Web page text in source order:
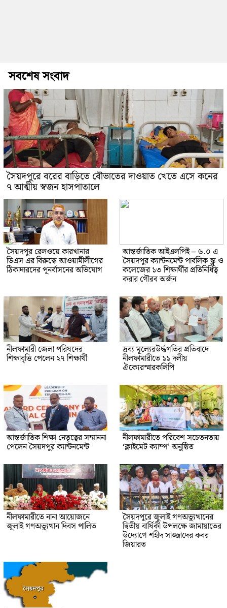
সবশেষ সংবাদ
সৈয়দপুরে বরের বাড়িতে বৌভাতের দাওয়াত খেতে এসে কনের
৭ আত্মীয় স্বজন হাসপাতালে
সৈয়দপুর রেলওয়ে কারখানার
ডিএস এর বিরুদ্ধে আওয়ামীলীগের
ঠিকাদারদের পূনর্বাসনের অভিযোগ
আন্তর্জাতিক আইএলপিই – ৬.০ এ
সৈয়দপুর ক্যান্টনমেন্ট পাবলিক স্ক্লু ও
কলেজের ১৩ শিক্ষার্থীর প্রতিনিধিত্ব
করার গৌরব অর্জন
নীলফামারী জেলা পরিষদের
শিক্ষাবৃত্তি পেলেন ২৭ শিক্ষার্থী
দ্রব্য মূল্যেরউর্দ্ধগতির প্রতিবাদে
নীলফামারীতে ১১ দলীয়
ঐক্যেরস্মারকলিপি
আন্তর্জাতিক শিক্ষা নেতৃত্বের সম্মাননা
পেলেন সৈয়দপুর ক্যান্টনমেন্ট
নীলফামারীতে পরিবেশ সচেতনতায়
‘ক্লাইমেট ক্যাম্প’ অনুষ্ঠিত
নীলফামারীতে নানা আয়োজনে
জুলাই গণঅভ্যুত্থান দিবস পালিত
সৈয়দপুরে জুলাই গণঅভ্যুত্থানের
দ্বিতীয় বার্ষিকী উপলক্ষে জামায়াতের
উদ্যোগে শহীদ সাজ্জাদের কবর
জিয়ারত